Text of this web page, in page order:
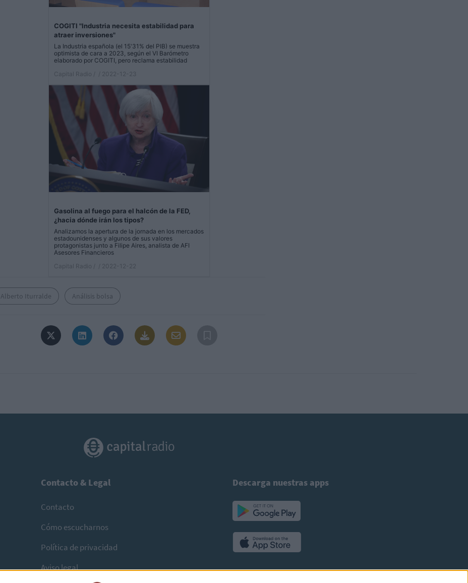
COGITI "Industria necesita estabilidad para
atraer inversiones"
La Industria española (el 15'31% del PIB) se muestra
optimista de cara a 2023, según el VI Barómetro
elaborado por COGITI, pero reclama estabilidad
Capital Radio /
/ 2022-12-23
Gasolina al fuego para el halcón de la FED,
¿hacia dónde irán los tipos?
Analizamos la apertura de la jornada en los mercados
estadounidenses y algunos de sus valores
protagonistas junto a Filipe Aires, analista de AFI
Asesores Financieros
Capital Radio /
/ 2022-12-22
Alberto Iturralde Análisis bolsa
Contacto & Legal
Contacto
Cómo escucharnos
Política de privacidad
Aviso legal
Descarga nuestras apps